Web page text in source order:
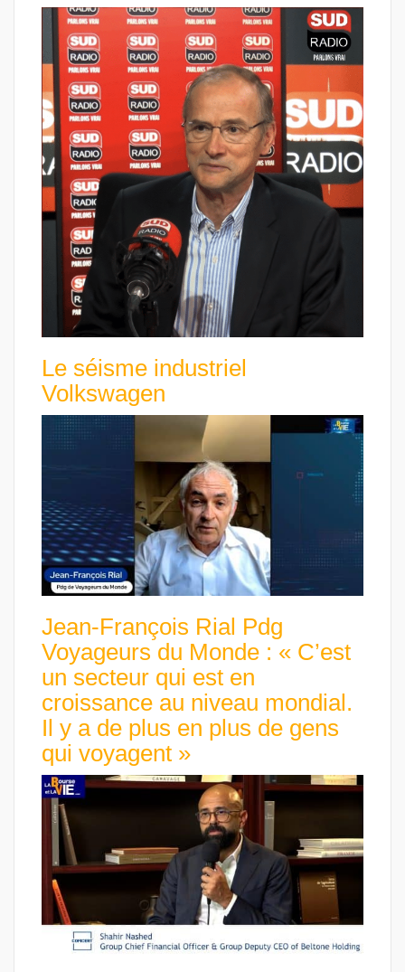
Le séisme industriel
Volkswagen
Jean-François Rial Pdg
Voyageurs du Monde : « C’est
un secteur qui est en
croissance au niveau mondial.
Il y a de plus en plus de gens
qui voyagent »